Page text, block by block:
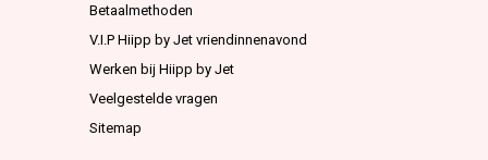
Betaalmethoden
V.I.P Hiipp by Jet vriendinnenavond
Werken bij Hiipp by Jet
Veelgestelde vragen
Sitemap